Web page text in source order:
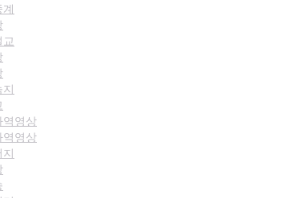
역영상
역영상